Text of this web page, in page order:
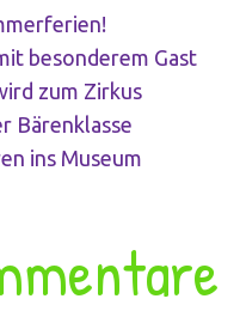
besonderem Gast
zum Zirkus
Bärenklasse
ins Museum